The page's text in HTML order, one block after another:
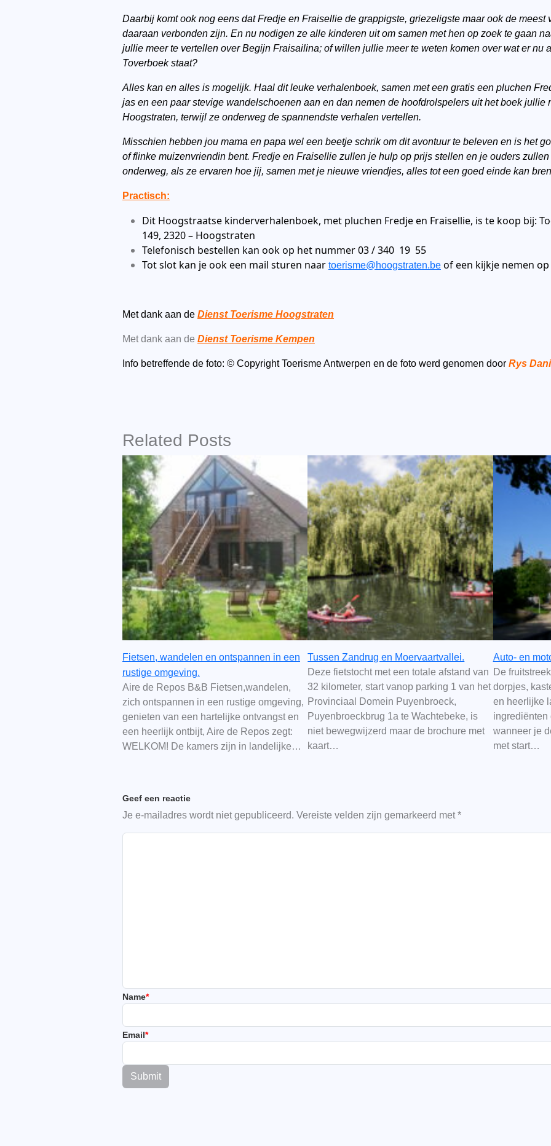
Daarbij komt ook nog eens dat Fredje en Fraisellie de grappigste, griezeligste maar ook de meest
daaraan verbonden zijn. En nu nodigen ze alle kinderen uit om samen met hen op zoek te gaan
jullie meer te vertellen over Begijn Fraisailina; of willen jullie meer te weten komen over wat er nu
Toverboek staat?
Alles kan en alles is mogelijk. Haal dit leuke verhalenboek, samen met een gratis een pluchen
jas en een paar stevige wandelschoenen aan en dan nemen de hoofdrolspelers uit het boek jullie
Hoogstraten, terwijl ze onderweg de spannendste verhalen vertellen.
Misschien hebben jou mama en papa wel een beetje schrik om dit avontuur te beleven en is het
of flinke muizenvriendin bent. Fredje en Fraisellie zullen je hulp op prijs stellen en je ouders
onderweg, als ze ervaren hoe jij, samen met je nieuwe vriendjes, alles tot een goed einde kan
Practisch:
Dit Hoogstraatse kinderverhalenboek, met pluchen Fredje en Fraisellie, is te koop bij:
149, 2320 – Hoogstraten
Telefonisch bestellen kan ook op het nummer 03 / 340 19 55
Tot slot kan je ook een mail sturen naar toerisme@hoogstraten.be of een kijkje nemen
Met dank aan de Dienst Toerisme Hoogstraten
Met dank aan de Dienst Toerisme Kempen
Info betreffende de foto: © Copyright Toerisme Antwerpen en de foto werd genomen door Rys
Related Posts
Fietsen, wandelen en ontspannen in een
rustige omgeving.
Aire de Repos B&B Fietsen,wandelen,
zich ontspannen in een rustige omgeving,
genieten van een hartelijke ontvangst en
een heerlijk ontbijt, Aire de Repos zegt:
WELKOM! De kamers zijn in landelijke…
Tussen Zandrug en Moervaartvallei.
Deze fietstocht met een totale afstand van
32 kilometer, start vanop parking 1 van het
Provinciaal Domein Puyenbroeck,
Puyenbroeckbrug 1a te Wachtebeke, is
niet bewegwijzerd maar de brochure met
kaart…
Auto- en
De
dorpjes,
en heerlijke
ingrediënten
wanneer je
met start…
Geef een reactie
Je e-mailadres wordt niet gepubliceerd. Vereiste velden zijn gemarkeerd met*
Name*
Email*